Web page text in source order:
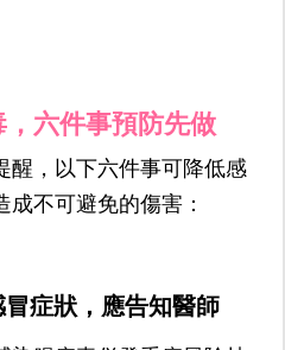
六件事預防先做
醒，以下六件事可降低感
不可避免的傷害：
症狀，應告知醫師